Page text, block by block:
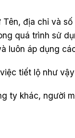
địa chỉ và số
quá trình sử
luôn áp dụng
tiết lộ như
ty khác, người